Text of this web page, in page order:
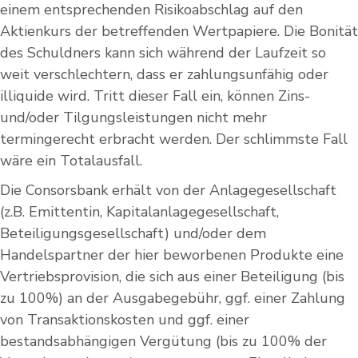
einem entsprechenden Risikoabschlag auf den
Aktienkurs der betreffenden Wertpapiere. Die Bonität
des Schuldners kann sich während der Laufzeit so
weit verschlechtern, dass er zahlungsunfähig oder
illiquide wird. Tritt dieser Fall ein, können Zins-
und/oder Tilgungsleistungen nicht mehr
termingerecht erbracht werden. Der schlimmste Fall
wäre ein Totalausfall.
Die Consorsbank erhält von der Anlagegesellschaft
(z.B. Emittentin, Kapitalanlagegesellschaft,
Beteiligungsgesellschaft) und/oder dem
Handelspartner der hier beworbenen Produkte eine
Vertriebsprovision, die sich aus einer Beteiligung (bis
zu 100%) an der Ausgabegebühr, ggf. einer Zahlung
von Transaktionskosten und ggf. einer
bestandsabhängigen Vergütung (bis zu 100% der